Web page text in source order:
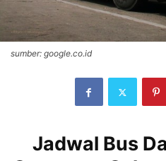
sumber: google.co.id
Jadwal Bus